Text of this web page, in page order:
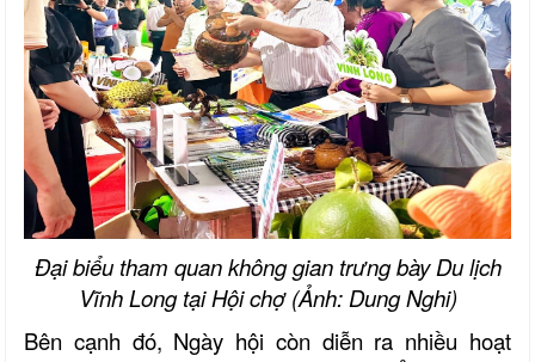
Đại biểu tham quan không gian trưng bày Du lịch
Vĩnh Long tại Hội chợ (Ảnh: Dung Nghi)
Bên cạnh đó, Ngày hội còn diễn ra nhiều hoạt